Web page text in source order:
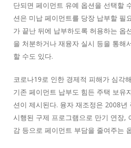
단되면 페이먼트 유예 옵션을 선택할
션은 미납 페이먼트를 당장 납부할 필
가 끝난 뒤에 납부하도록 허용하는 옵
을 처분하거나 재융자 실시 등을 통해
할 수도 있다.
코로나19로 인한 경제적 피해가 심각
기존 페이먼트 납부도 힘든 주택 보유
션이 제시된다. 융자 재조정은 2008년
시행된 구제 프로그램으로 만기 연장,
감 등으로 페이먼트 부담을 줄여주는